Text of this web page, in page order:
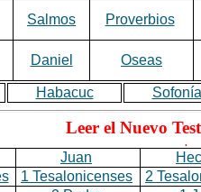
Salmos Proverbios
Daniel Oseas
Habacuc
Leer el Nuevo
.
Juan
1 Tesalonicenses 2